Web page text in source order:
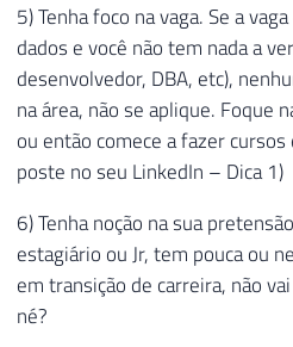
5) Tenha foco na vaga. Se a
dados e você não tem nada a
desenvolvedor, DBA, etc),
na área, não se aplique. Foque
ou então comece a fazer
poste no seu LinkedIn – Dica 1)
6) Tenha noção na sua
estagiário ou Jr, tem pouca ou
em transição de carreira, não
né?